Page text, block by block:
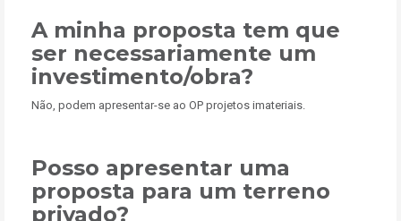
A minha proposta tem que
ser necessariamente um
investimento/obra?
Não, podem apresentar-se ao OP projetos imateriais.
Posso apresentar uma
proposta para um terreno
privado?